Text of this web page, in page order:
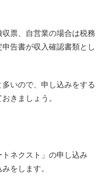
票、自営業の場合は税務
告書が収入確認書類とし
いので、申し込みをする
きましょう。
ネクスト」の申し込み
をします。